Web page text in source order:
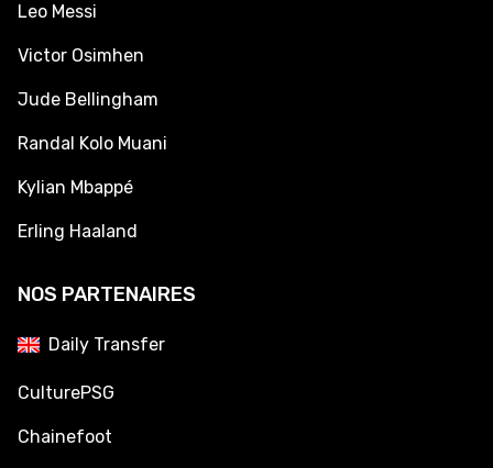
Leo Messi
Victor Osimhen
Jude Bellingham
Randal Kolo Muani
Kylian Mbappé
Erling Haaland
NOS PARTENAIRES
Daily Transfer
CulturePSG
Chainefoot